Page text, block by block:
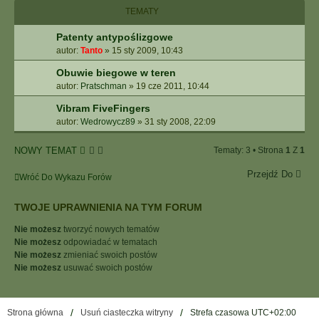
A
A
W
N
S
O
W
A
TEMATY
Patenty antypoślizgowe
autor: Tanto » 15 sty 2009, 10:43
Obuwie biegowe w teren
autor: Pratschman » 19 cze 2011, 10:44
Vibram FiveFingers
autor: Wedrowycz89 » 31 sty 2008, 22:09
NOWY TEMAT Tematy: 3 • Strona 1 Z 1
Wróć Do Wykazu Forów Przejdź Do
TWOJE UPRAWNIENIA NA TYM FORUM
Nie możesz tworzyć nowych tematów
Nie możesz odpowiadać w tematach
Nie możesz zmieniać swoich postów
Nie możesz usuwać swoich postów
Strona główna Usuń ciasteczka witryny Strefa czasowa UTC+02:00